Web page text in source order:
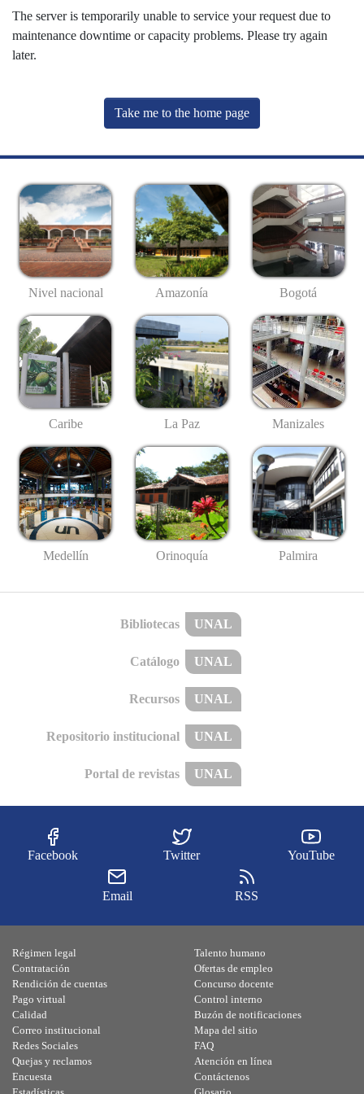
The server is temporarily unable to service your request due to
maintenance downtime or capacity problems. Please try again
later.
Take me to the home page
Nivel nacional Amazonía Bogotá
Caribe La Paz Manizales
Medellín Orinoquía Palmira
Bibliotecas UNAL
Catálogo UNAL
Recursos UNAL
Repositorio institucional UNAL
Portal de revistas UNAL
Facebook Twitter YouTube
Email RSS
Régimen legal
Contratación
Rendición de cuentas
Pago virtual
Calidad
Talento humano
Ofertas de empleo
Concurso docente
Control interno
Buzón de notificaciones
Correo institucional
Redes Sociales
Quejas y reclamos
Encuesta
Mapa del sitio
FAQ
Atención en línea
Contáctenos